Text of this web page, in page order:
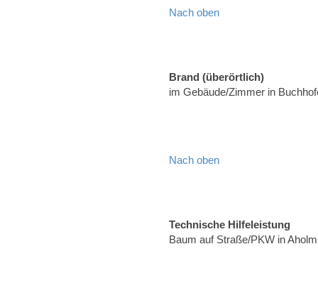
Nach oben
Brand (überörtlich)
im Gebäude/Zimmer in
Nach oben
Technische Hilfeleistung
Baum auf Straße/PKW in